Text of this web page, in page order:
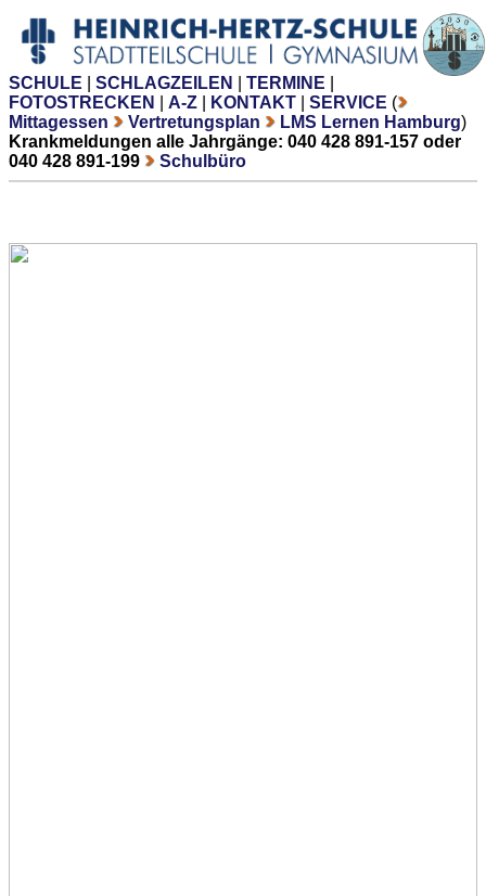
SCHULE SCHLAGZEILEN TERMINE
FOTOSTRECKEN
A-Z KONTAKT SERVICE (
Mittagessen
Vertretungsplan LMS Lernen Hamburg)
Krankmeldungen alle Jahrgänge: 040 428 891-157 oder
040 428 891-199
Schulbüro